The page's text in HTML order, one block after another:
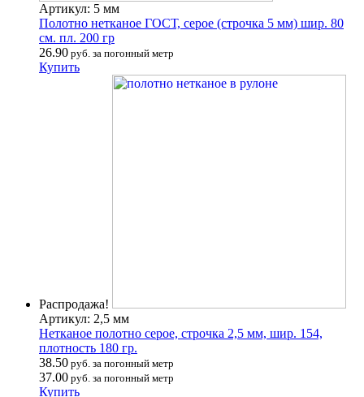
Артикул: 5 мм
Полотно нетканое ГОСТ, серое (строчка 5 мм) шир. 80
см. пл. 200 гр
26.90 руб. за погонный метр
Купить
Распродажа!
Артикул: 2,5 мм
Нетканое полотно серое, строчка 2,5 мм, шир. 154,
плотность 180 гр.
38.50 руб. за погонный метр
37.00 руб. за погонный метр
Купить